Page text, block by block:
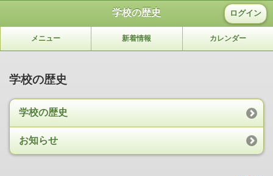
学校の歴史 ログイン
メニュー 新着情報 カレンダー
学校の歴史
学校の歴史
お知らせ